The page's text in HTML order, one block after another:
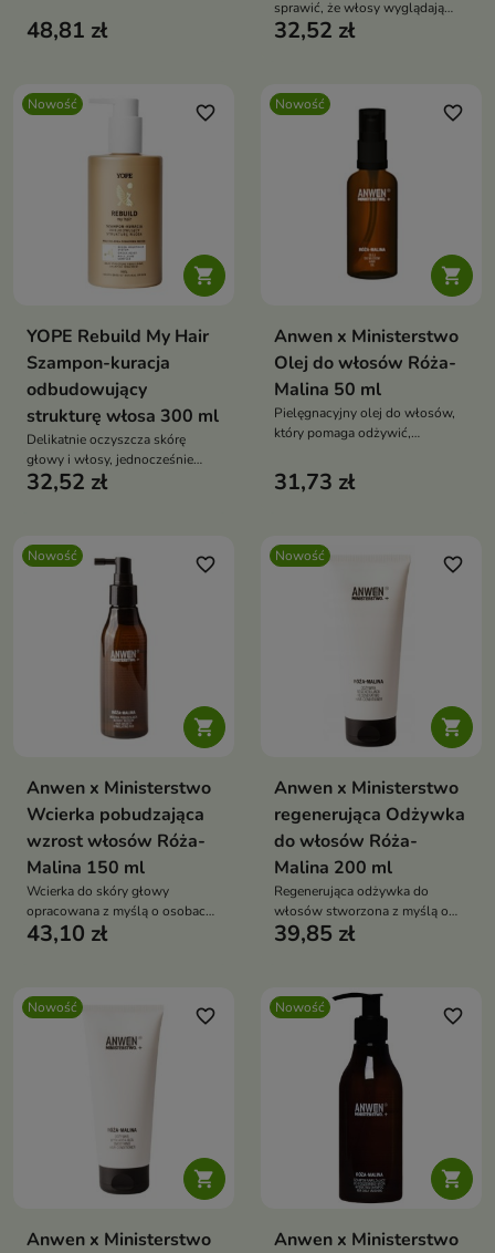
48,81 zł
sprawić, że włosy wyglądają
zdrowiej, są bardziej odporne i
32,52 zł
Nowość

favorite_border
YOPE Rebuild My Hair
Szampon-kuracja
odbudowujący
strukturę włosa 300 ml
Delikatnie oczyszcza skórę
głowy i włosy, jednocześnie
dostarczając składników
32,52 zł
Nowość

favorite_border
Anwen x Ministerstwo
Olej do włosów Róża-
Malina 50 ml
Pielęgnacyjny olej do włosów,
który pomaga odżywić,
przed przesuszeniem.
31,73 zł
Nowość

favorite_border
Anwen x Ministerstwo
Wcierka pobudzająca
wzrost włosów Róża-
Malina 150 ml
Wcierka do skóry głowy
opracowana z myślą o osobach,
które chcą zadbać o mocniejsze i
43,10 zł
Nowość

favorite_border
Anwen x Ministerstwo
regenerująca Odżywka
do włosów Róża-
Malina 200 ml
Regenerująca odżywka do
włosów stworzona z myślą o
pasmach wymagających
39,85 zł
Nowość

favorite_border
Anwen x Ministerstwo
Nowość

favorite_border
Anwen x Ministerstwo